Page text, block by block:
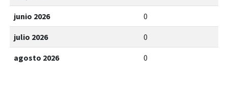
junio 2026 0
julio 2026 0
agosto 2026 0